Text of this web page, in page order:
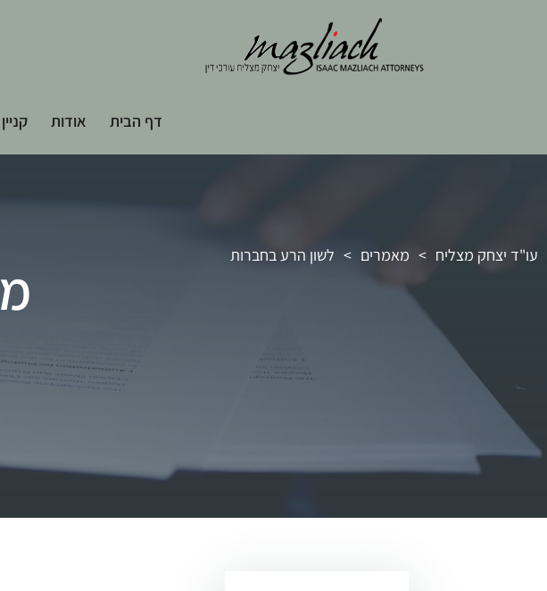
דף הבית אודות
עו"ד יצחק מצליח > מאמרים > לשון הרע בחברות